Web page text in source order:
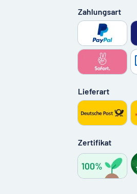
Zahlungsart
Lieferart
Zertifikat